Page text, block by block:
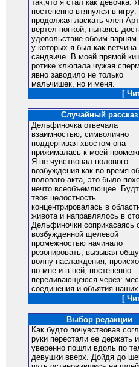
так,что я стал как девочка. Я
постепенно втянулся в игру:
продолжая ласкать член
вертел попкой, пытаясь
удовольствие обоим парням
у которых я был как ветчина
сандвиче. В моей прямой
ротике хлюпала чужая
явно заводило не только
мальчишек, но и меня.
[
Случайный рассказ
Дельфиночка отвечала
взаимностью, символично
поддергивая хвостом она
прижималась к моей
Я не чувствовал полового
возбуждения как во время
полового акта, это было
нечто всеобъемлющее.
твоя целостность
концентрировалась в
живота и направлялось в
Дельфиночки соприкасаясь
возбужденной щелевой
промежностью начинало
резонировать, вызывая
волну наслаждения,
во мне и в ней, постепенно
переливающеюся через:
соединения и объятия
[
Выбор редакции
Как будто почувствовав
руки перестали ее держать и
уверенно пошли вдоль по
девушки вверх. Дойдя до